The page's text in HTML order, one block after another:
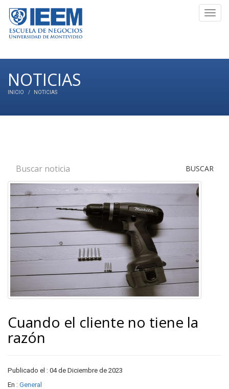
NOTICIAS
INICIO NOTICIAS
BUSCAR
Cuando el cliente no tiene la
razón
Publicado el : 04 de Diciembre de 2023
En : General